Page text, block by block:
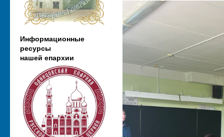
Информационные
ресурсы
нашей епархии